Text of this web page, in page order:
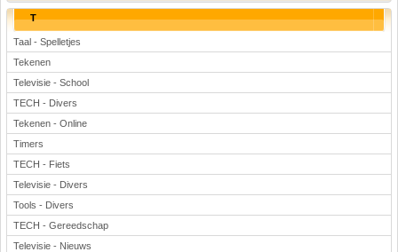
T
Taal - Spelletjes
Tekenen
Televisie - School
TECH - Divers
Tekenen - Online
Timers
TECH - Fiets
Televisie - Divers
Tools - Divers
TECH - Gereedschap
Televisie - Nieuws